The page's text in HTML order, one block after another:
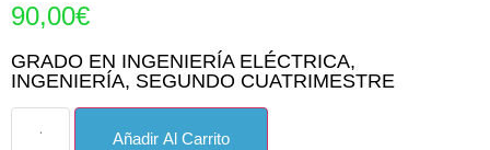
90,00€
GRADO EN INGENIERÍA ELÉCTRICA,
INGENIERÍA, SEGUNDO CUATRIMESTRE
Añadir Al Carrito